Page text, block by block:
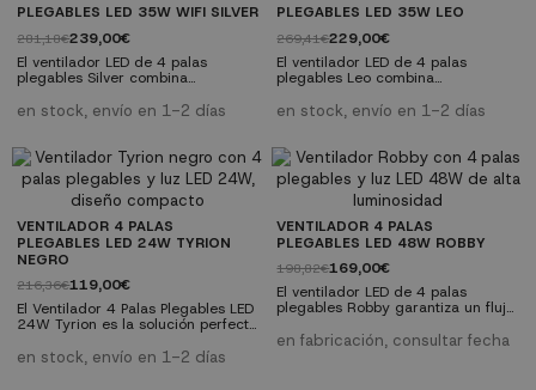
PLEGABLES LED 35W WIFI SILVER
281,18€239,00€
El ventilador LED de 4 palas
plegables Silver combina
para mejorar cualquier espacio.
Este ventilador ofrece un potente
eficiente gracias a sus 6
velocidades ajustables y su
sistema de iluminación LED
regulable. Además, incluye mando
a distancia y tijas de diferentes
alturas para una instalación...
en stock, envío en 1-2 días
PLEGABLES LED 35W LEO
269,41€229,00€
El ventilador LED de 4 palas
plegables Leo combina
para mejorar cualquier espacio.
Este ventilador ofrece un potente
eficiente gracias a sus 6
velocidades ajustables y su
sistema de iluminación LED
regulable. Además, incluye mando
a distancia y tijas de diferentes
alturas para una instalación...
en stock, envío en 1-2 días
VENTILADOR 4 PALAS
PLEGABLES LED 24W TYRION
NEGRO
216,36€119,00€
El Ventilador 4 Palas Plegables LED
24W Tyrion es la solución perfecta
fresco y bien iluminado,
combinando eficiencia energética
en stock, envío en 1-2 días
VENTILADOR 4 PALAS
PLEGABLES LED 48W ROBBY
198,82€169,00€
El ventilador LED de 4 palas
plegables Robby garantiza un flujo
elegante y funcional. Con un
motor silencioso de corriente
en fabricación, consultar fecha